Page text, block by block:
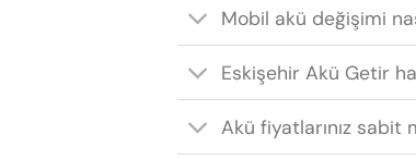
Mobil akü değişimi
Eskişehir Akü Getir
Akü fiyatlarınız sabit